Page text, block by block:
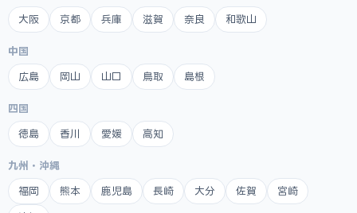
大阪 京都 兵庫 滋賀 奈良 和歌山
中国
広島 岡山 山口 鳥取 島根
四国
徳島 香川 愛媛 高知
九州・沖縄
福岡 熊本 鹿児島 長崎 大分 佐賀 宮崎